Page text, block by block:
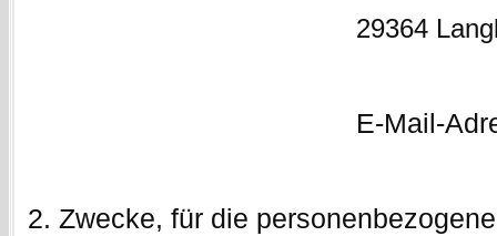
29364
E-Mail-
Zwecke, für die